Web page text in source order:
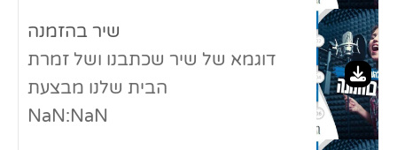
שיר בהזמנה
דוגמא של שיר שכתבנו ושל זמרת
הבית שלנו מבצעת
NaN:NaN